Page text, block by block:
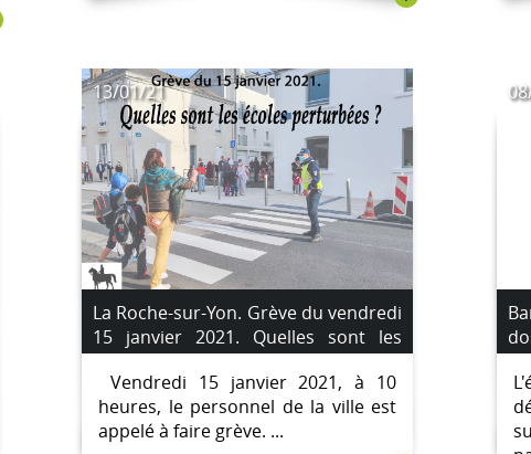
13/01/21
La Roche-sur-Yon. Grève du vendredi
15 janvier 2021. Quelles sont les
écoles perturbées ?
Vendredi 15 janvier 2021, à 10
heures, le personnel de la ville est
appelé à faire grève. ...